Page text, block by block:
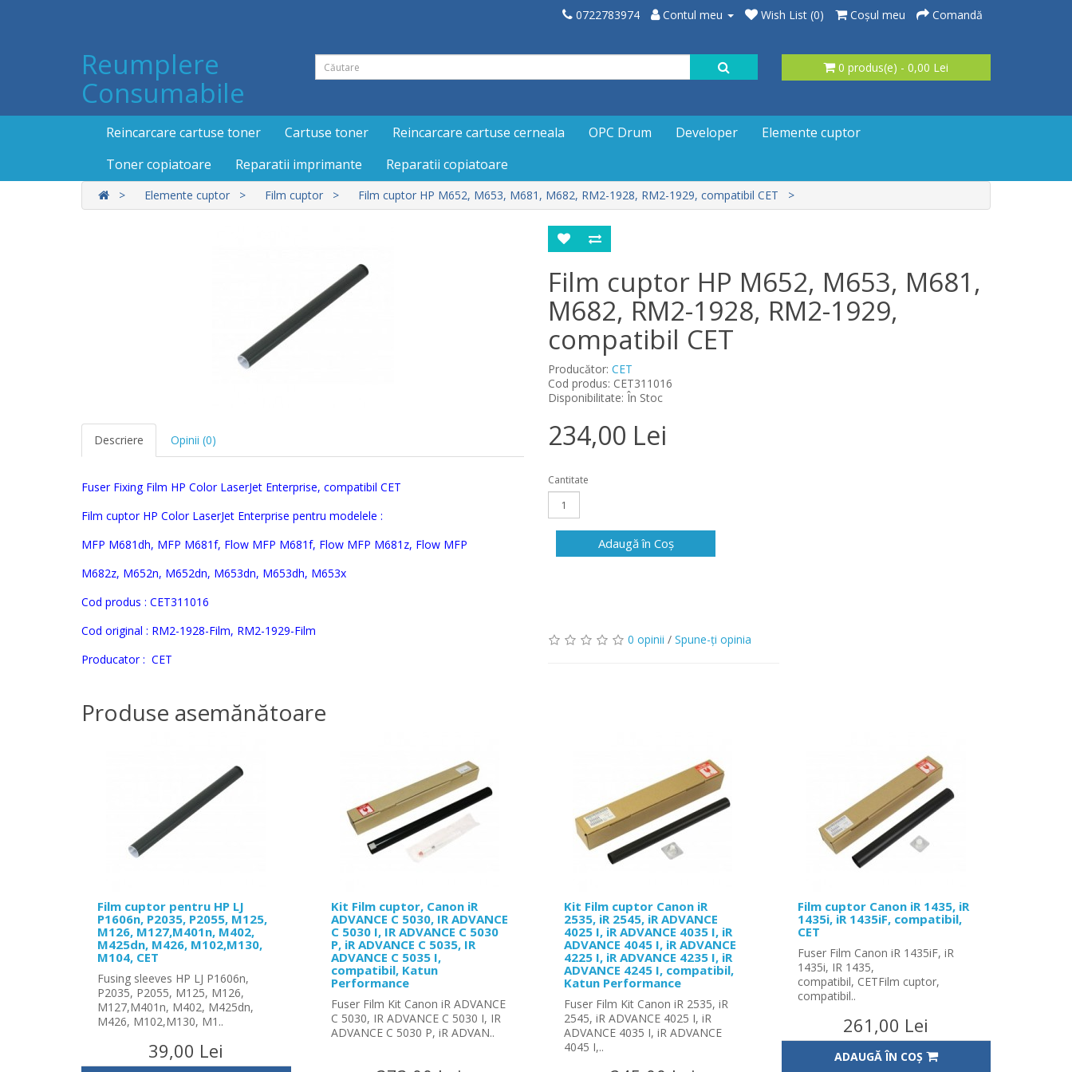
0722783974 Contul meu Wish List (0) Coşul meu Comandă
Reumplere
Consumabile
0 produs(e) - 0,00 Lei
Reincarcare cartuse toner Cartuse toner Reincarcare cartuse cerneala OPC Drum Developer
Elemente cuptor
Toner copiatoare
Reparatii imprimante Reparatii copiatoare
Elemente cuptor Film cuptor Film cuptor HP M652, M653, M681, M682, RM2-1928, RM2-1929, compatibil CET
Descriere Opinii (0)
Fuser Fixing Film HP Color LaserJet Enterprise, compatibil CET
Film cuptor HP Color LaserJet Enterprise pentru modelele :
MFP M681dh, MFP M681f, Flow MFP M681f, Flow MFP M681z, Flow MFP
M682z, M652n, M652dn, M653dn, M653dh, M653x
Cod produs : CET311016
Cod original : RM2-1928-Film, RM2-1929-Film
Producator : CET
Film cuptor HP M652, M653, M681,
M682, RM2-1928, RM2-1929,
compatibil CET
Producător: CET
Cod produs: CET311016
Disponibilitate: În Stoc
234,00 Lei
Cantitate
Adaugă în Coş
0 opinii / Spune-ţi opinia
Produse asemănătoare
Film cuptor pentru HP LJ
P1606n, P2035, P2055, M125,
M126, M127,M401n, M402,
M425dn, M426, M102,M130,
M104, CET
Fusing sleeves HP LJ P1606n,
P2035, P2055, M125, M126,
M127,M401n, M402, M425dn,
M426, M102,M130, M1..
39,00 Lei
Kit Film cuptor, Canon iR
ADVANCE C 5030, IR ADVANCE
C 5030 I, IR ADVANCE C 5030
P, iR ADVANCE C 5035, IR
ADVANCE C 5035 I,
compatibil, Katun
Performance
Fuser Film Kit Canon iR ADVANCE
C 5030, IR ADVANCE C 5030 I, IR
ADVANCE C 5030 P, iR ADVAN..
Kit Film cuptor Canon iR
2535, iR 2545, iR ADVANCE
4025 I, iR ADVANCE 4035 I, iR
ADVANCE 4045 I, iR ADVANCE
4225 I, iR ADVANCE 4235 I, iR
ADVANCE 4245 I, compatibil,
Katun Performance
Fuser Film Kit Canon iR 2535, iR
2545, iR ADVANCE 4025 I, iR
ADVANCE 4035 I, iR ADVANCE
4045 I,..
Film cuptor Canon iR 1435, iR
1435i, iR 1435iF, compatibil,
CET
Fuser Film Canon iR 1435iF, iR
1435i, IR 1435,
compatibil, CETFilm cuptor,
compatibil..
261,00 Lei
ADAUGĂ ÎN COŞ